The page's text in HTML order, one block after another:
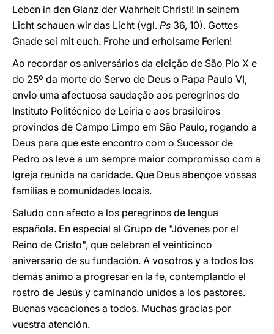
Leben in den Glanz der Wahrheit Christi! In seinem
Licht schauen wir das Licht (vgl. Ps 36, 10). Gottes
Gnade sei mit euch. Frohe und erholsame Ferien!
Ao recordar os aniversários da eleição de São Pio X e
do 25º da morte do Servo de Deus o Papa Paulo VI,
envio uma afectuosa saudação aos peregrinos do
Instituto Politécnico de Leiria e aos brasileiros
provindos de Campo Limpo em São Paulo, rogando a
Deus para que este encontro com o Sucessor de
Pedro os leve a um sempre maior compromisso com a
Igreja reunida na caridade. Que Deus abençoe vossas
famílias e comunidades locais.
Saludo con afecto a los peregrinos de lengua
española. En especial al Grupo de "Jóvenes por el
Reino de Cristo", que celebran el veinticinco
aniversario de su fundación. A vosotros y a todos los
demás animo a progresar en la fe, contemplando el
rostro de Jesús y caminando unidos a los pastores.
Buenas vacaciones a todos. Muchas gracias por
vuestra atención.